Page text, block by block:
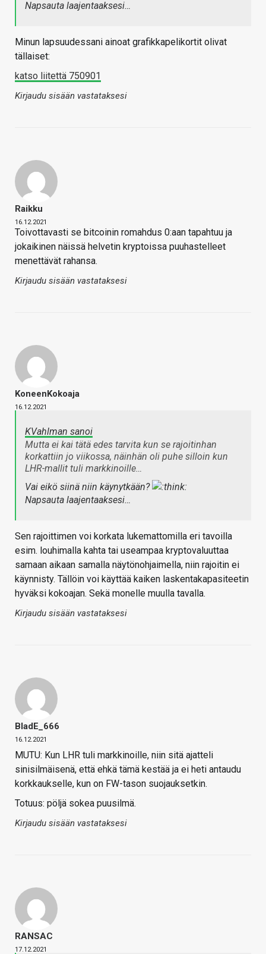
Napsauta laajentaaksesi…
Minun lapsuudessani ainoat grafikkapelikortit olivat
tällaiset:
katso liitettä 750901
Kirjaudu sisään vastataksesi
Raikku
16.12.2021
Toivottavasti se bitcoinin romahdus 0:aan tapahtuu ja
jokaikinen näissä helvetin kryptoissa puuhastelleet
menettävät rahansa.
Kirjaudu sisään vastataksesi
KoneenKokoaja
16.12.2021
KVahlman sanoi
Mutta ei kai tätä edes tarvita kun se rajoitinhan
korkattiin jo viikossa, näinhän oli puhe silloin kun
LHR-mallit tuli markkinoille…
Vai eikö siinä niin käynytkään?
Napsauta laajentaaksesi…
Sen rajoittimen voi korkata lukemattomilla eri tavoilla
esim. louhimalla kahta tai useampaa kryptovaluuttaa
samaan aikaan samalla näytönohjaimella, niin rajoitin ei
käynnisty. Tällöin voi käyttää kaiken laskentakapasiteetin
hyväksi kokoajan. Sekä monelle muulla tavalla.
Kirjaudu sisään vastataksesi
BladE_666
16.12.2021
MUTU: Kun LHR tuli markkinoille, niin sitä ajatteli
sinisilmäisenä, että ehkä tämä kestää ja ei heti antaudu
korkkaukselle, kun on FW-tason suojauksetkin.
Totuus: pöljä sokea puusilmä.
Kirjaudu sisään vastataksesi
RANSAC
17.12.2021